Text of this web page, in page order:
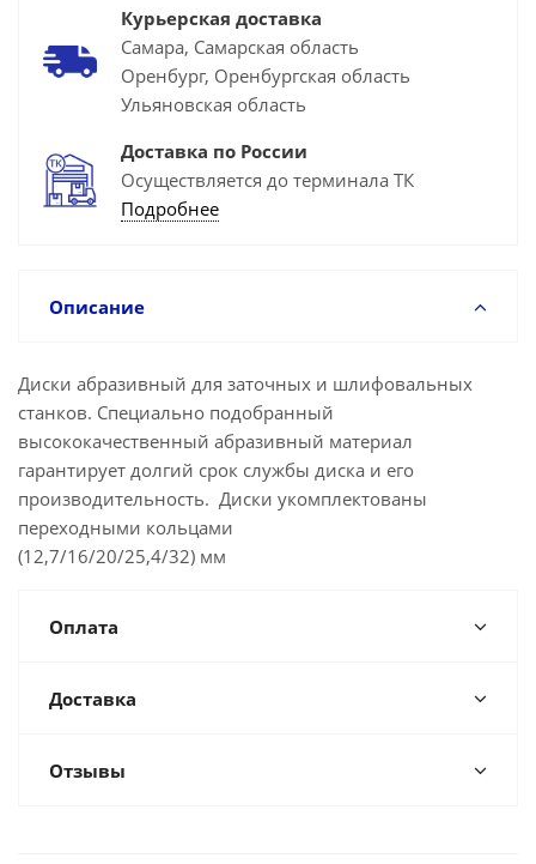
Курьерская доставка
Самара, Самарская область
Оренбург, Оренбургская область
Ульяновская область
Доставка по России
Осуществляется до терминала ТК
Подробнее
Описание
Диски абразивный для заточных и шлифовальных
станков. Специально подобранный
высококачественный абразивный материал
гарантирует долгий срок службы диска и его
производительность. Диски укомплектованы
переходными кольцами
(12,7/16/20/25,4/32) мм
Оплата
Доставка
Отзывы